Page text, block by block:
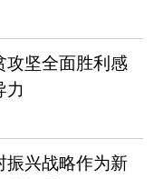
攻坚全面胜利感
力
振兴战略作为新